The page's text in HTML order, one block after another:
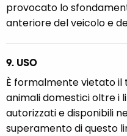
provocato lo
anteriore del veicolo e
9. USO
È formalmente vietato
animali domestici oltre i
autorizzati e disponibili
superamento di questo